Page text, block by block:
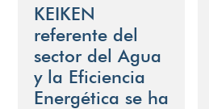
KEIKEN
referente del
sector del Agua
y la Eficiencia
Energética se ha